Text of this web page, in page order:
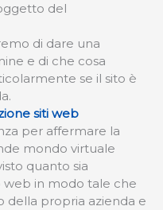
del
di dare una
e di che cosa
se il sito è
siti web
per affermare la
mondo virtuale
quanto sia
in modo tale che
della propria azienda e